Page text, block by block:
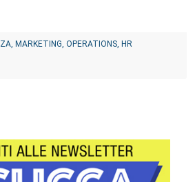
MARKETING, OPERATIONS, HR